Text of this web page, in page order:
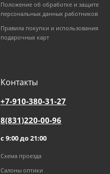
Положение об обработке и защите
персональных данных работников
Правила покупки и использования
подарочных карт
Контакты
+7-910-380-31-27
8(831)220-00-96
с 9:00 до 21:00
Схема проезда
Салоны оптики